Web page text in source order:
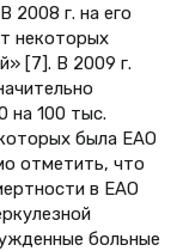
2008 г. на его
некоторых
[7]. В 2009 г.
на 100 тыс.
была ЕАО
отметить, что
в ЕАО
больные